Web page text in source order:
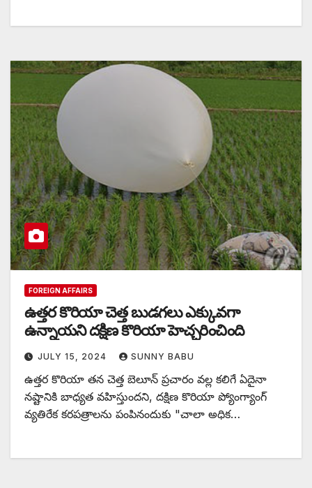
FOREIGN AFFAIRS
ఉత్తర కొరియా చెత్త బుడగలు ఎక్కువగా
ఉన్నాయని దక్షిణ కొరియా హెచ్చరించింది
JULY 15, 2024 SUNNY BABU
ఉత్తర కొరియా తన చెత్త బెలూన్ ప్రచారం వల్ల కలిగే ఏదైనా
నష్టానికి బాధ్యత వహిస్తుందని, దక్షిణ కొరియా ప్యోంగ్యాంగ్
వ్యతిరేక కరపత్రాలను పంపినందుకు "చాలా అధిక…